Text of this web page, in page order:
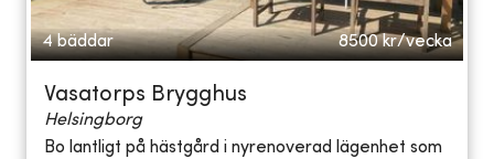
4 bäddar 8500 kr/vecka
Vasatorps Brygghus
Helsingborg
Bo lantligt på hästgård i nyrenoverad lägenhet som